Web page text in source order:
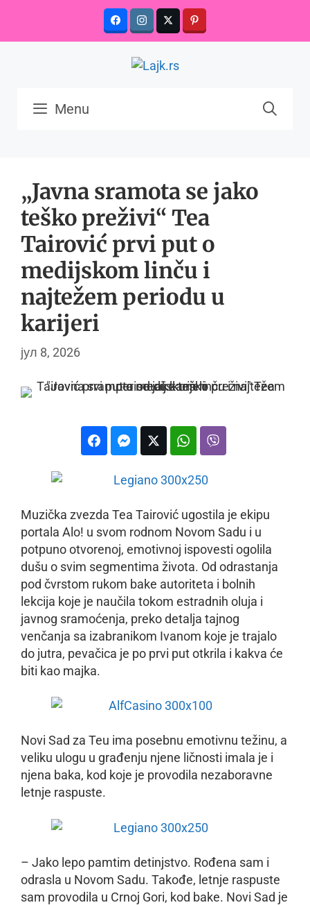
content
Menu
„Javna sramota se jako
teško preživi“ Tea
Tairović prvi put o
medijskom linču i
najtežem periodu u
karijeri
јул 8, 2026
Muzička zvezda Tea Tairović ugostila je ekipu
portala Alo! u svom rodnom Novom Sadu i u
potpuno otvorenoj, emotivnoj ispovesti ogolila
dušu o svim segmentima života. Od odrastanja
pod čvrstom rukom bake autoriteta i bolnih
lekcija koje je naučila tokom estradnih oluja i
javnog sramoćenja, preko detalja tajnog
venčanja sa izabranikom Ivanom koje je trajalo
do jutra, pevačica je po prvi put otkrila i kakva će
biti kao majka.
Novi Sad za Teu ima posebnu emotivnu težinu, a
veliku ulogu u građenju njene ličnosti imala je i
njena baka, kod koje je provodila nezaboravne
letnje raspuste.
– Jako lepo pamtim detinjstvo. Rođena sam i
odrasla u Novom Sadu. Takođe, letnje raspuste
sam provodila u Crnoj Gori, kod bake. Novi Sad je